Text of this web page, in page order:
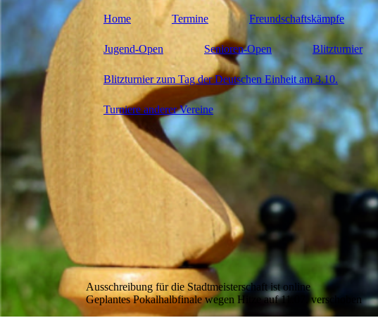
Home Termine Freundschaftskämpfe
Jugend-Open Senioren-Open Blitzturnier
Blitzturnier zum Tag der Deutschen Einheit am 3.10.
Turniere anderer Vereine
Ausschreibung für die Stadtmeisterschaft ist online
Geplantes Pokalhalbfinale wegen Hitze auf 11.07. verschoben